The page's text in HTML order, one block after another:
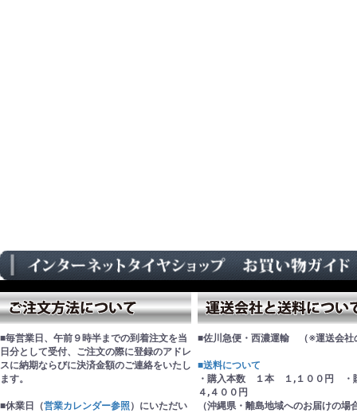
■毎営業日、午前９時半までの到着注文を当
日分として受付、ご注文の際に登録のアドレ
スに納期ならびに決済金額のご連絡をいたし
ます。
■休業日（営業カレンダー参照 ）にいただい
■佐川急便・西濃運輸 （※運送会社
■送料について
・購入本数 １本 １,１００円
４,４００円
（沖縄県・離島地域へのお届けの